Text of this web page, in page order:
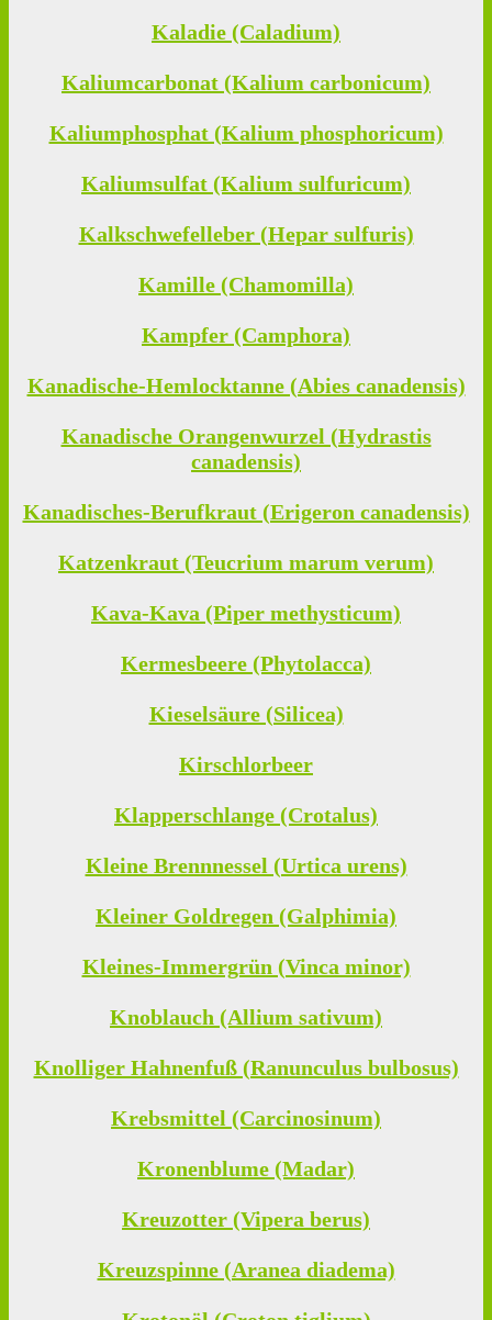
Kaladie (Caladium)
Kaliumcarbonat (Kalium carbonicum)
Kaliumphosphat (Kalium phosphoricum)
Kaliumsulfat (Kalium sulfuricum)
Kalkschwefelleber (Hepar sulfuris)
Kamille (Chamomilla)
Kampfer (Camphora)
Kanadische-Hemlocktanne (Abies canadensis)
Kanadische Orangenwurzel (Hydrastis
canadensis)
Kanadisches-Berufkraut (Erigeron canadensis)
Katzenkraut (Teucrium marum verum)
Kava-Kava (Piper methysticum)
Kermesbeere (Phytolacca)
Kieselsäure (Silicea)
Kirschlorbeer
Klapperschlange (Crotalus)
Kleine Brennnessel (Urtica urens)
Kleiner Goldregen (Galphimia)
Kleines-Immergrün (Vinca minor)
Knoblauch (Allium sativum)
Knolliger Hahnenfuß (Ranunculus bulbosus)
Krebsmittel (Carcinosinum)
Kronenblume (Madar)
Kreuzotter (Vipera berus)
Kreuzspinne (Aranea diadema)